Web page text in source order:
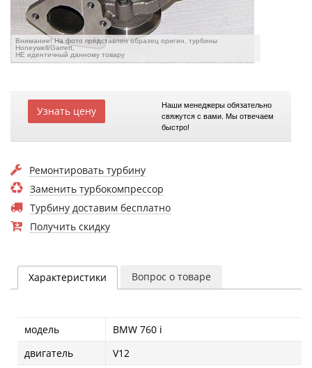
Внимание! На фото представлен образец оригин. турбины
Honeywell/Garrett,
НЕ идентичный данному товару
Узнать цену
Наши менеджеры обязательно
свяжутся с вами. Мы отвечаем
быстро!
Ремонтировать турбину
Заменить турбокомпрессор
Турбину доставим бесплатно
Получить скидку
Характеристики Вопрос о товаре
модель
BMW 760 i
двигатель
V12